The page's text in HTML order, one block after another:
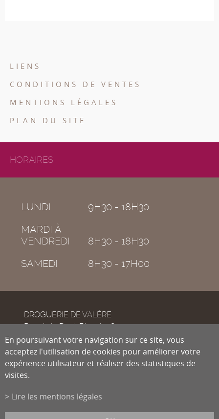
LIENS
CONDITIONS DE VENTES
MENTIONS LÉGALES
PLAN DU SITE
HORAIRES
LUNDI
9H30 - 18H30
MARDI À
VENDREDI
8H30 - 18H30
SAMEDI
8H30 - 17H00
DROGUERIE DE VALÈRE
Rue de la Dent-Blanche 8
CH-1950
Sion
Tél.
info@droguiste.net
En poursuivant votre navigation sur ce site, vous
acceptez l'utilisation de cookies pour améliorer votre
expérience utilisateur et réaliser des statistiques de
visites.
Lire les mentions légales